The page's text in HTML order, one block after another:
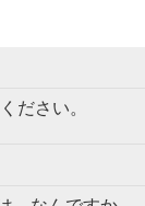
ださい。